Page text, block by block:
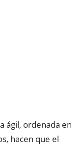
ágil, ordenada en
hacen que el